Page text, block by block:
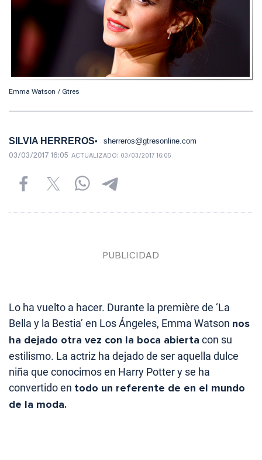
Emma Watson / Gtres
SILVIA HERREROS sherreros@gtresonline.com
03/03/2017 16:05 ACTUALIZADO: 03/03/2017 16:05
Lo ha vuelto a hacer. Durante la première de ‘La
Bella y la Bestia’ en Los Ángeles, Emma Watson nos
ha dejado otra vez con la boca abierta con su
estilismo. La actriz ha dejado de ser aquella dulce
niña que conocimos en Harry Potter y se ha
convertido en todo un referente de en el mundo
de la moda.